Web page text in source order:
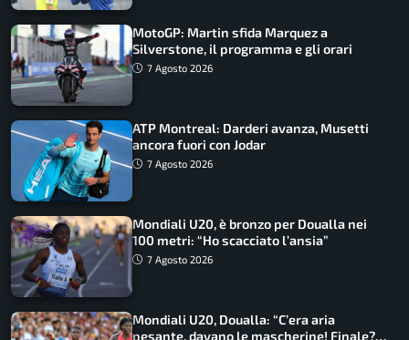
MotoGP: Martin sfida Marquez a
Silverstone, il programma e gli orari
7 Agosto 2026
ATP Montreal: Darderi avanza, Musetti
ancora fuori con Jodar
7 Agosto 2026
Mondiali U20, è bronzo per Doualla nei
100 metri: “Ho scacciato l’ansia”
7 Agosto 2026
Mondiali U20, Doualla: “C’era aria
pesante, davano le mascherine! Finale?